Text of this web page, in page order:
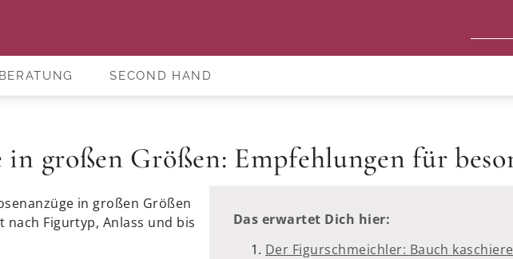
BERATUNG SECOND HAND
in großen Größen: Empfehlungen für
Das erwartet Dich hier:
Der Figurschmeichler: Bauch
in großen Größen
Figurtyp, Anlass und bis